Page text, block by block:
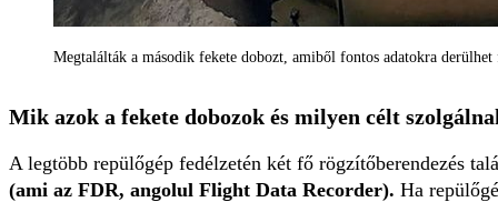
Megtalálták a második fekete dobozt, amiből fontos adatokra
Mik azok a fekete dobozok és milyen célt
A legtöbb repülőgép fedélzetén két fő rögzítőberendezés
(ami az FDR, angolul Flight Data Recorder). Ha